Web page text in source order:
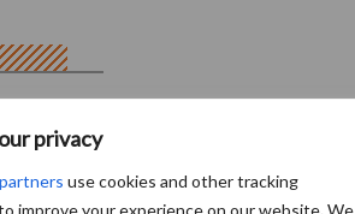
privacy
use cookies and other tracking
improve your experience on our website. We